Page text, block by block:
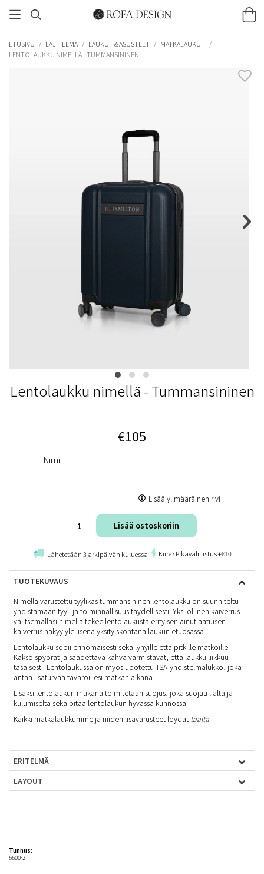
ETUSIVU / LAJITELMA / LAUKUT & ASUSTEET / MATKALAUKUT /
LENTOLAUKKU NIMELLÄ - TUMMANSININEN
Lentolaukku nimellä - Tummansininen
€105
Nimi:
Lisää ylimääräinen rivi
Lisää ostoskoriin
Lähetetään 3 arkipäivän kuluessa Kiire? Pikavalmistus +€10
TUOTEKUVAUS
Nimellä varustettu tyylikäs tummansininen lentolaukku on suunniteltu
yhdistämään tyyli ja toiminnallisuus täydellisesti. Yksilöllinen kaiverrus
valitsemallasi nimellä tekee lentolaukusta erityisen ainutlaatuisen –
kaiverrus näkyy ylellisenä yksityiskohtana laukun etuosassa.
Lentolaukku sopii erinomaisesti sekä lyhyille että pitkille matkoille.
Kaksoispyörät ja säädettävä kahva varmistavat, että laukku liikkuu
tasaisesti. Lentolaukussa on myös upotettu TSA-yhdistelmälukko, joka
antaa lisäturvaa tavaroillesi matkan aikana.
Lisäksi lentolaukun mukana toimitetaan suojus, joka suojaa lialta ja
kulumiselta sekä pitää lentolaukun hyvässä kunnossa.
Kaikki matkalaukkumme ja niiden lisävarusteet löydät täältä.
ERITELMÄ
LAYOUT
Tunnus:
6600-2